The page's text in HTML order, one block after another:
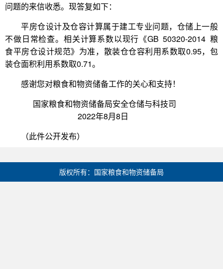
问题的来信收悉。现答复如下：
平房仓设计及仓容计算属于建工专业问题，仓储上一般
不做日常检查。相关计算系数以现行《GB 50320-2014 粮
食平房仓设计规范》为准，散装仓仓容利用系数取0.95，包
装仓面积利用系数取0.71。
感谢您对粮食和物资储备工作的关心和支持！
国家粮食和物资储备局安全仓储与科技司
2022年8月8日
（此件公开发布）
版权所有：国家粮食和物资储备局